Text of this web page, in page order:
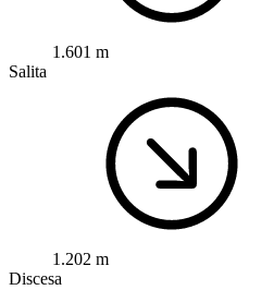
1.601 m
Salita
1.202 m
Discesa